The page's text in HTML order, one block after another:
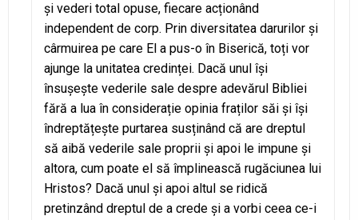
și vederi total opuse, fiecare acționând
independent de corp. Prin diversitatea darurilor și
cârmuirea pe care El a pus-o în Biserică, toți vor
ajunge la unitatea credinței. Dacă unul își
însușește vederile sale despre adevărul Bibliei
fără a lua în considerație opinia fraților săi și își
îndreptățește purtarea susținând că are dreptul
să aibă vederile sale proprii și apoi le impune și
altora, cum poate el să împlinească rugăciunea lui
Hristos? Dacă unul și apoi altul se ridică
pretinzând dreptul de a crede și a vorbi ceea ce-i